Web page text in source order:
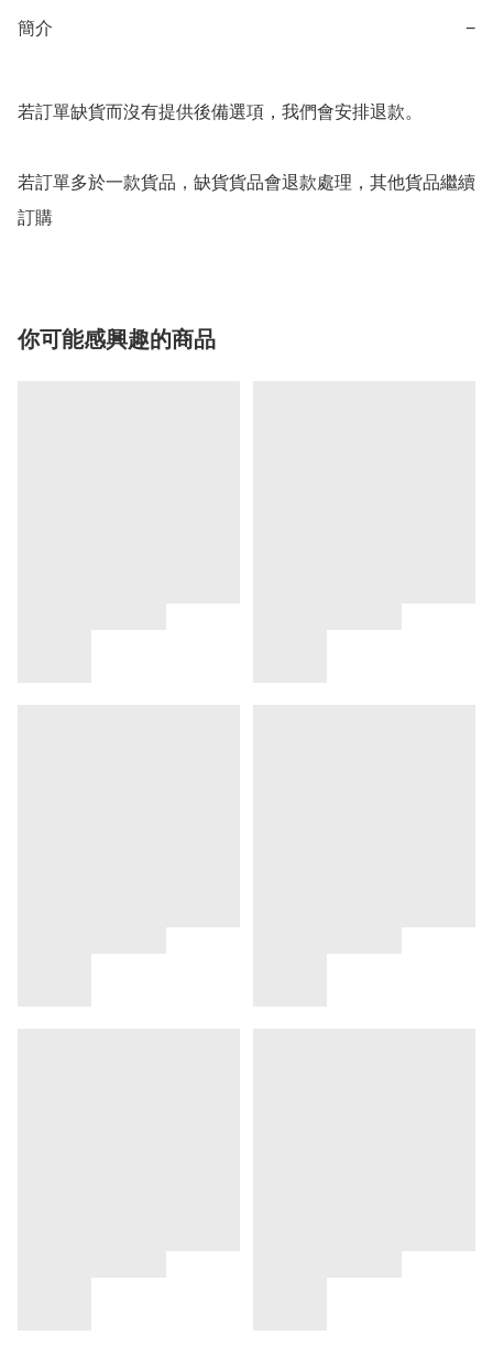
簡介 −
若訂單缺貨而沒有提供後備選項，我們會安排退款。
若訂單多於一款貨品，缺貨貨品會退款處理，其他貨品繼續
訂購
你可能感興趣的商品